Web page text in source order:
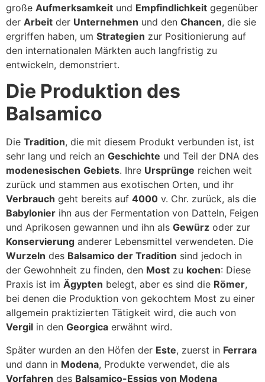
große Aufmerksamkeit und Empfindlichkeit gegenüber
der Arbeit der Unternehmen und den Chancen, die sie
ergriffen haben, um Strategien zur Positionierung auf
den internationalen Märkten auch langfristig zu
entwickeln, demonstriert.
Die Produktion des
Balsamico
Die Tradition, die mit diesem Produkt verbunden ist, ist
sehr lang und reich an Geschichte und Teil der DNA des
modenesischen Gebiets. Ihre Ursprünge reichen weit
zurück und stammen aus exotischen Orten, und ihr
Verbrauch geht bereits auf 4000 v. Chr. zurück, als die
Babylonier ihn aus der Fermentation von Datteln, Feigen
und Aprikosen gewannen und ihn als Gewürz oder zur
Konservierung anderer Lebensmittel verwendeten. Die
Wurzeln des Balsamico der Tradition sind jedoch in
der Gewohnheit zu finden, den Most zu kochen: Diese
Praxis ist im Ägypten belegt, aber es sind die Römer,
bei denen die Produktion von gekochtem Most zu einer
allgemein praktizierten Tätigkeit wird, die auch von
Vergil in den Georgica erwähnt wird.
Später wurden an den Höfen der Este, zuerst in Ferrara
und dann in Modena, Produkte verwendet, die als
Vorfahren des Balsamico-Essigs von Modena